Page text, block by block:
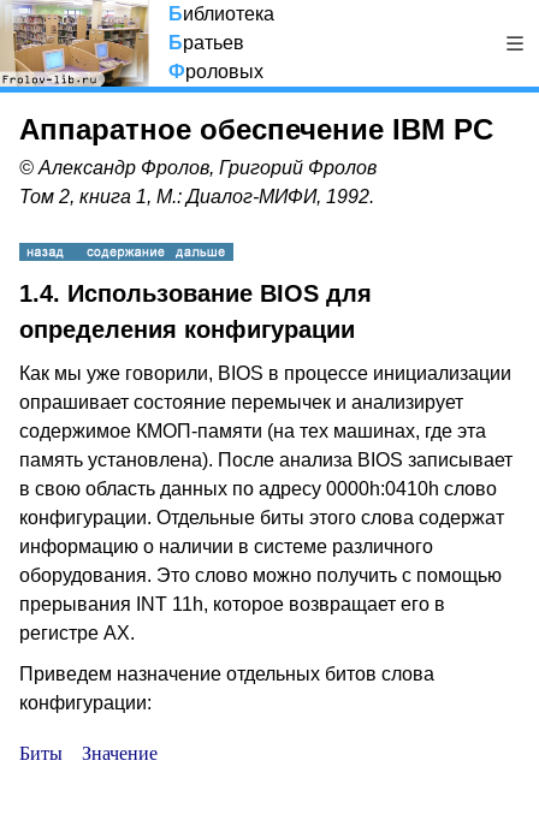
Библиотека
Братьев
Фроловых
Аппаратное обеспечение IBM PC
© Александр Фролов, Григорий Фролов
Том 2, книга 1, М.: Диалог-МИФИ, 1992.
1.4. Использование BIOS для
определения конфигурации
Как мы уже говорили, BIOS в процессе инициализации
опрашивает состояние перемычек и анализирует
содержимое КМОП-памяти (на тех машинах, где эта
память установлена). После анализа BIOS записывает
в свою область данных по адресу 0000h:0410h слово
конфигурации. Отдельные биты этого слова содержат
информацию о наличии в системе различного
оборудования. Это слово можно получить с помощью
прерывания INT 11h, которое возвращает его в
регистре AX.
Приведем назначение отдельных битов слова
конфигурации:
Биты    Значение